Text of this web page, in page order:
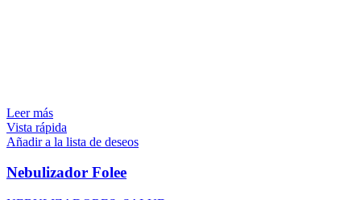
Leer más
Vista rápida
Añadir a la lista de deseos
Nebulizador Folee